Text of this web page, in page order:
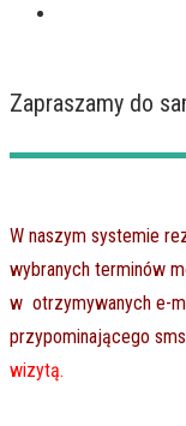
Zapraszamy do
W naszym systemie
wybranych terminów
w otrzymywanych e-
przypominającego sms
wizytą.